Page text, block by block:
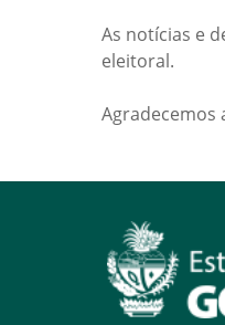
As notícias e
eleitoral.
Agradecemos